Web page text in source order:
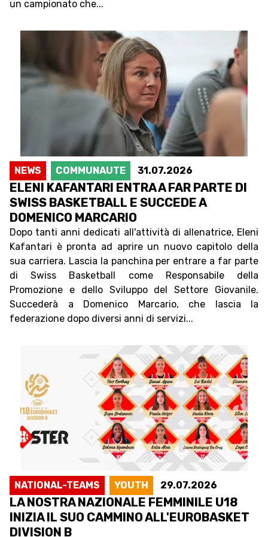
un campionato che...
NEWS COMMUNAUTE 31.07.2026
ELENI KAFANTARI ENTRA A FAR PARTE DI
SWISS BASKETBALL E SUCCEDE A
DOMENICO MARCARIO
Dopo tanti anni dedicati all'attività di allenatrice, Eleni
Kafantari è pronta ad aprire un nuovo capitolo della
sua carriera. Lascia la panchina per entrare a far parte
di Swiss Basketball come Responsabile della
Promozione e dello Sviluppo del Settore Giovanile.
Succederà a Domenico Marcario, che lascia la
federazione dopo diversi anni di servizi...
NATIONAL-TEAMS YOUTH 29.07.2026
LA NOSTRA NAZIONALE FEMMINILE U18
INIZIA IL SUO CAMMINO ALL'EUROBASKET
DIVISION B